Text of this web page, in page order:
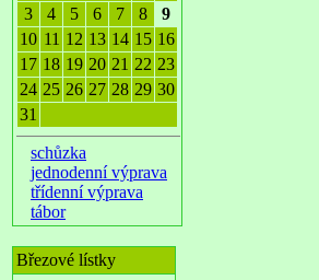
3
4 5 6 7 8
9
10 11 12 13 14 15 16
17 18 19 20 21 22 23
24 25 26 27 28 29 30
31
schůzka
jednodenní výprava
třídenní výprava
tábor
Březové lístky